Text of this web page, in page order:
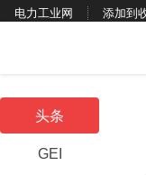
电力工业网 添加到
头条
GEI